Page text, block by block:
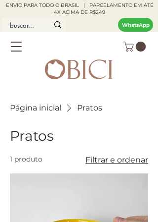
ENVIO PARA TODO O BRASIL | PARCELAMENTO EM ATÉ
4X ACIMA DE R$249
WhatsApp
Página inicial Pratos
Pratos
1 produto Filtrar e ordenar